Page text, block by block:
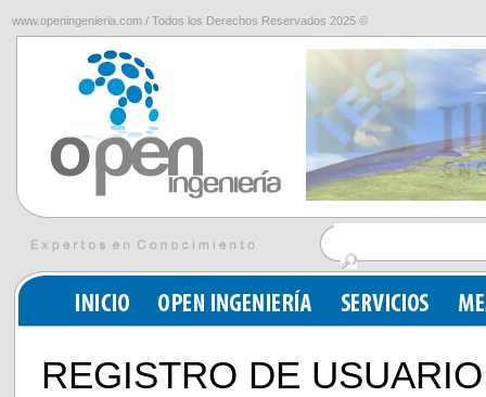
www.openingenieria.com / Todos los Derechos Reservados 2025 ©
REGISTRO DE USUARIO